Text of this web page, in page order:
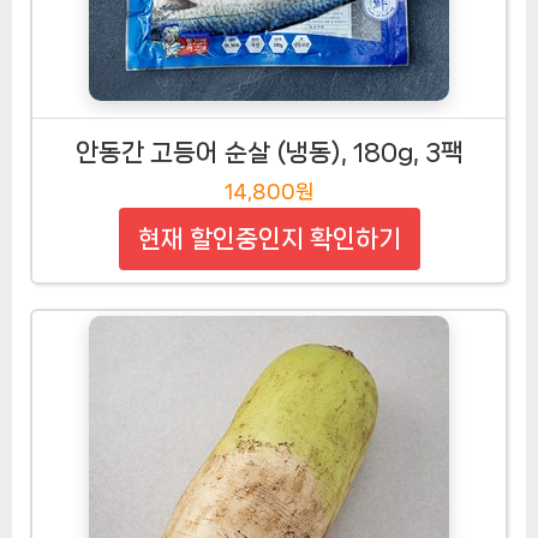
안동간 고등어 순살 (냉동), 180g, 3팩
14,800원
현재 할인중인지 확인하기